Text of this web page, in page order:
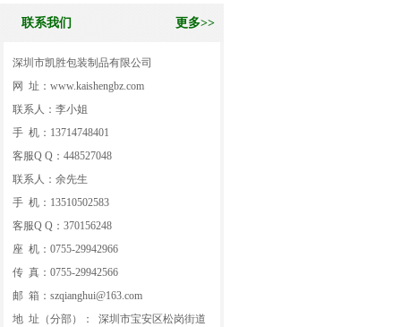
更多>>
联系我们
深圳市凯胜包装制品有限公司
网 址：www.kaishengbz.com
联系人：李小姐
手 机：13714748401
客服Q Q：448527048
联系人：余先生
手 机：13510502583
客服Q Q：370156248
座 机：0755-29942966
传 真：0755-29942566
邮 箱：szqianghui@163.com
地 址（分部）： 深圳市宝安区松岗街道